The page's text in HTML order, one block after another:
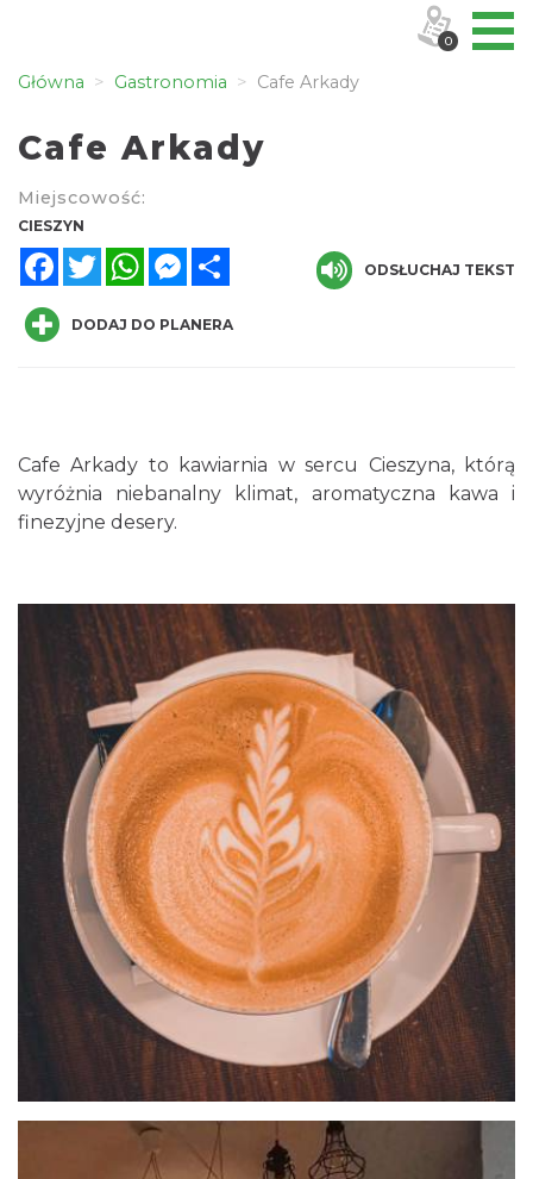
Główna Gastronomia Cafe Arkady
Cafe Arkady
Miejscowość:
CIESZYN
FacebookTwitterWhatsAppMessenger
ODSŁUCHAJ TEKST
DODAJ DO PLANERA
Cafe Arkady to kawiarnia w sercu Cieszyna, którą
wyróżnia niebanalny klimat, aromatyczna kawa i
finezyjne desery.
0